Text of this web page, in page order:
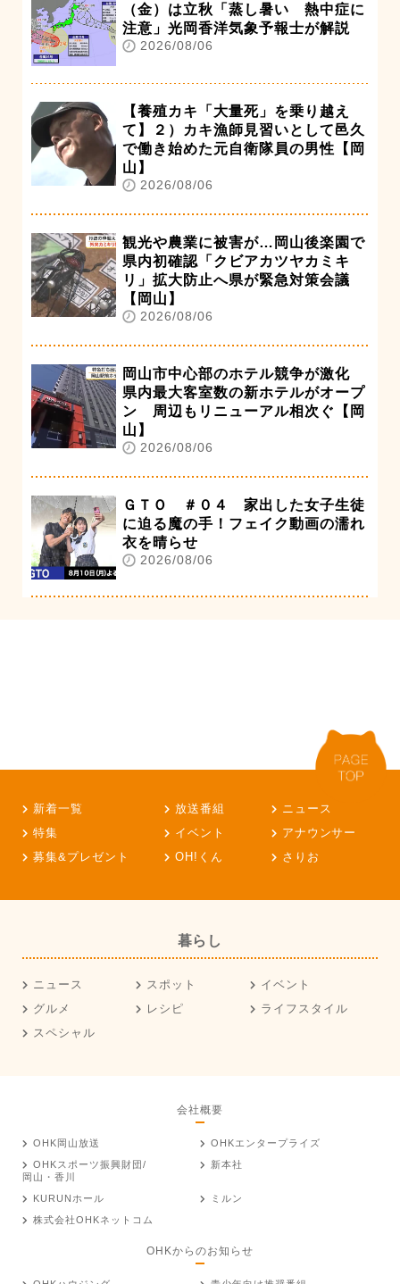
（金）は立秋「蒸し暑い 熱中症に
注意」光岡香洋気象予報士が解説
2026/08/06
【養殖カキ「大量死」を乗り越え
て】２）カキ漁師見習いとして邑久
で働き始めた元自衛隊員の男性【岡
山】
2026/08/06
観光や農業に被害が…岡山後楽園で
県内初確認「クビアカツヤカミキ
リ」拡大防止へ県が緊急対策会議
【岡山】
2026/08/06
岡山市中心部のホテル競争が激化
県内最大客室数の新ホテルがオープ
ン 周辺もリニューアル相次ぐ【岡
山】
2026/08/06
ＧＴＯ ＃０４ 家出した女子生徒
に迫る魔の手！フェイク動画の濡れ
衣を晴らせ
2026/08/06
新着一覧 放送番組
ニュース
特集
イベント
アナウンサー
募集&プレゼント
OH!くん さりお
暮らし
ニュース スポット
イベント
グルメ
レシピ
ライフスタイル
スペシャル
会社概要
OHK岡山放送
OHKエンタープライズ
OHKスポーツ振興財団/
岡山・香川
新本社
KURUNホール
ミルン
株式会社OHKネットコム
OHKからのお知らせ